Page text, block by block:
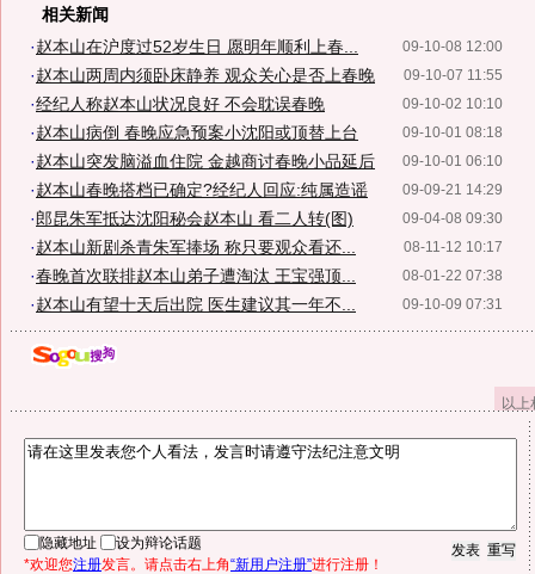
相关新闻
09-10-08 12:00
·赵本山在沪度过52岁生日 愿明年顺利上春...
09-10-07 11:55
·赵本山两周内须卧床静养 观众关心是否上春晚
09-10-02 10:10
·经纪人称赵本山状况良好 不会耽误春晚
09-10-01 08:18
·赵本山病倒 春晚应急预案小沈阳或顶替上台
09-10-01 06:10
·赵本山突发脑溢血住院 金越商讨春晚小品延后
09-09-21 14:29
·赵本山春晚搭档已确定?经纪人回应:纯属造谣
09-04-08 09:30
·郎昆朱军抵达沈阳秘会赵本山 看二人转(图)
08-11-12 10:17
·赵本山新剧杀青朱军捧场 称只要观众看还...
08-01-22 07:38
·春晚首次联排赵本山弟子遭淘汰 王宝强顶...
09-10-09 07:31
·赵本山有望十天后出院 医生建议其一年不...
以
隐藏地址
设为辩论话题
*欢迎您注册发言。请点击右上角“新用户注册”进行注册！